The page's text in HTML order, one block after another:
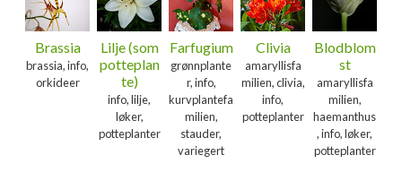
Brassia
brassia, info,
orkideer
Lilje (som
potteplan
te)
info, lilje,
løker,
potteplanter
Farfugium
grønnplante
r, info,
kurvplantefa
milien,
stauder,
variegert
Clivia
amaryllisfa
milien, clivia,
info,
potteplanter
Blodblom
st
amaryllisfa
milien,
haemanthus
, info, løker,
potteplanter